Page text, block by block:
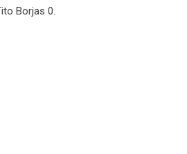
Borjas 0.